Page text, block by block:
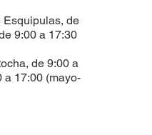
Esquipulas, de
9:00 a 17:30
de 9:00 a
a 17:00 (mayo-